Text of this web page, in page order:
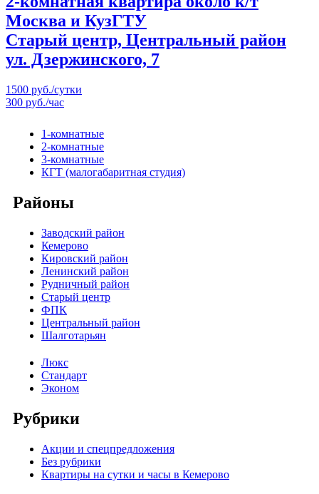
Москва и КузГТУ
Старый центр, Центральный район
ул. Дзержинского, 7
1500 руб./сутки
300 руб./час
1-комнатные
2-комнатные
3-комнатные
КГТ (малогабаритная студия)
Районы
Заводский район
Кемерово
Кировский район
Ленинский район
Рудничный район
Старый центр
ФПК
Центральный район
Шалготарьян
Люкс
Стандарт
Эконом
Рубрики
Акции и спецпредложения
Без рубрики
Квартиры на сутки и часы в Кемерово